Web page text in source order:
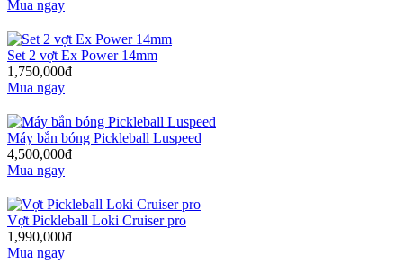
Mua ngay
Set 2 vợt Ex Power 14mm
1,750,000đ
Mua ngay
Máy bắn bóng Pickleball Luspeed
4,500,000đ
Mua ngay
Vợt Pickleball Loki Cruiser pro
1,990,000đ
Mua ngay